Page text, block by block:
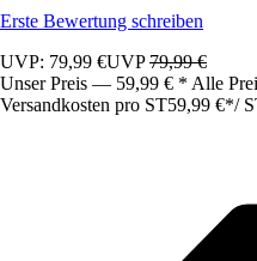
Erste Bewertung schreiben
UVP: 79,99 €UVP79,99 €
Unser Preis — 59,99 € * Alle
Versandkosten pro ST59,99 €*/